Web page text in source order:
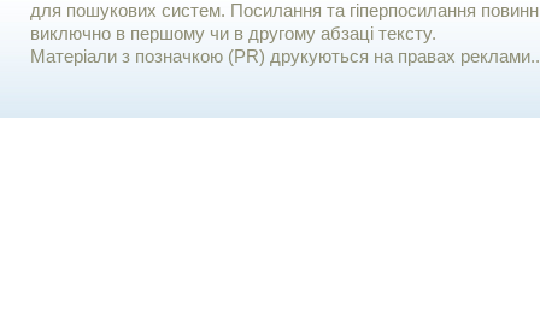
для пошукових систем. Посилання та гіперпосилання
виключно в першому чи в другому абзаці тексту.
Матеріали з позначкою (PR) друкуються на правах реклами..